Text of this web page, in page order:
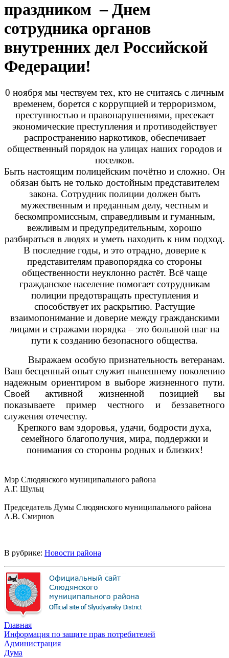
праздником – Днем
сотрудника органов
внутренних дел Российской
Федерации!
0 ноября мы чествуем тех, кто не считаясь с личным
временем, борется с коррупцией и терроризмом,
преступностью и правонарушениями, пресекает
экономические преступления и противодействует
распространению наркотиков, обеспечивает
общественный порядок на улицах наших городов и
поселков.
Быть настоящим полицейским почётно и сложно. Он
обязан быть не только достойным представителем
закона. Сотрудник полиции должен быть
мужественным и преданным делу, честным и
бескомпромиссным, справедливым и гуманным,
вежливым и предупредительным, хорошо
разбираться в людях и уметь находить к ним подход.
В последние годы, и это отрадно, доверие к
представителям правопорядка со стороны
общественности неуклонно растёт. Всё чаще
гражданское население помогает сотрудникам
полиции предотвращать преступления и
способствует их раскрытию. Растущие
взаимопонимание и доверие между гражданскими
лицами и стражами порядка – это большой шаг на
пути к созданию безопасного общества.
Выражаем особую признательность ветеранам.
Ваш бесценный опыт служит нынешнему поколению
надежным ориентиром в выборе жизненного пути.
Своей активной жизненной позицией вы
показываете пример честного и беззаветного
служения отечеству.
Крепкого вам здоровья, удачи, бодрости духа,
семейного благополучия, мира, поддержки и
понимания со стороны родных и близких!
Мэр Слюдянского муниципального района
А.Г. Шульц
Председатель Думы Слюдянского муниципального района
А.В. Смирнов
В рубрике: Новости района
Главная
Информация по защите прав потребителей
Администрация
Дума